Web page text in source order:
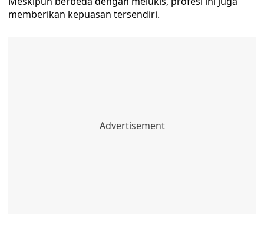
memberikan kepuasan tersendiri.